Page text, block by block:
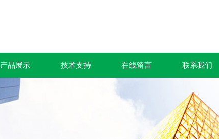
产品展示 技术支持 在线留言 联系我们